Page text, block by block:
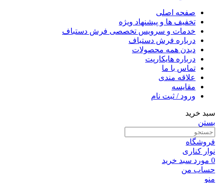
صفحه اصلی
تخفیف ها و پیشنهاد ویژه
خدمات و سرویس تخصصی فرش دستباف
درباره فرش دستباف
دیدن همه محصولات
درباره هایکارپت
تماس با ما
علاقه مندی
مقايسه
ورود / ثبت نام
سبد خرید
بستن
فروشگاه
نوار کناری
0 مورد سبد خرید
حساب من
منو